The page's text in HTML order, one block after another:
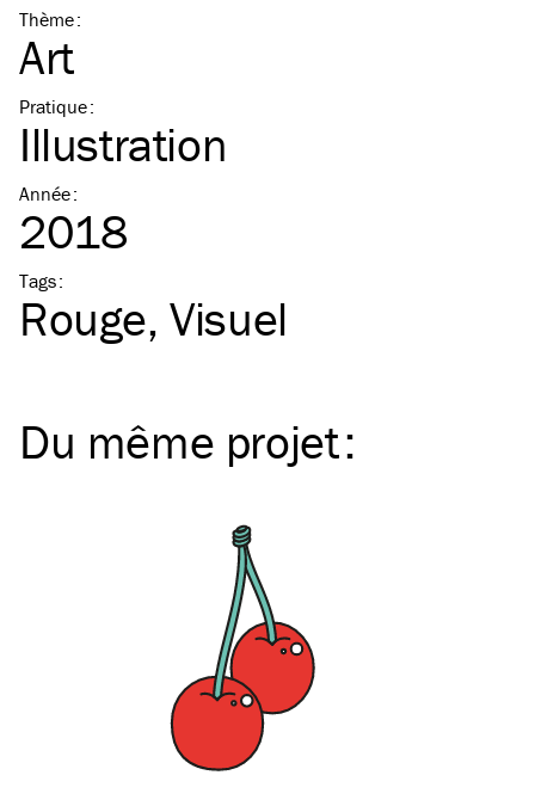
Thème:
Art
Pratique:
Illustration
Année:
2018
Tags:
Rouge Visuel
Du même projet: